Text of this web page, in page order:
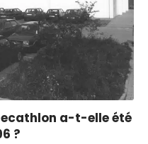
a-t-elle été
?